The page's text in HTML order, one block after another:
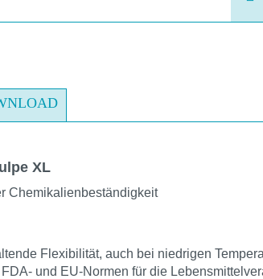
XL
Chemikalienbeständigkeit
Flexibilität, auch bei niedrigen
und EU-Normen für die